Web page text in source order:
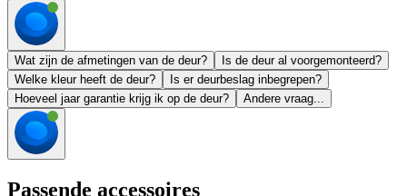
Wat zijn de afmetingen van de deur?
Is de deur al voorgemonteerd?
Welke kleur heeft de deur?
Is er deurbeslag inbegrepen?
Hoeveel jaar garantie krijg ik op de deur?
Andere vraag...
Passende accessoires